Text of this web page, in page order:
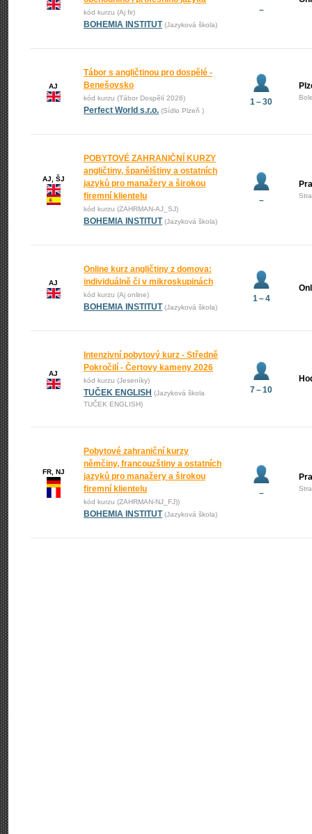
kód kurzu (Aj fir)
BOHEMIA INSTITUT (Jazyková škola)
–
AJ
Tábor s angličtinou pro dospělé -
Benešovsko
kód kurzu (Tábor Dospělí 2026)
Perfect World s.r.o. (Sídlo Plzeň )
1 – 30
AJ, ŠJ
POBYTOVÉ ZAHRANIČNÍ KURZY
angličtiny, španělštiny a ostatních
jazyků pro manažery a širokou
firemní klientelu
kód kurzu (ZAHRMAN-AJ_SJ)
BOHEMIA INSTITUT (Jazyková škola)
–
AJ
Online kurz angličtiny z domova:
individuálně či v mikroskupinách
kód kurzu (Aj online)
BOHEMIA INSTITUT (Jazyková škola)
1 – 4
AJ
Intenzivní pobytový kurz - Středně
Pokročilí - Čertovy kameny 2026
kód kurzu (Jeseníky)
TUČEK ENGLISH (Jazyková škola
TUČEK ENGLISH)
7 – 10
FR, NJ
Pobytové zahraniční kurzy
němčiny, francouzštiny a ostatních
jazyků pro manažery a širokou
firemní klientelu
kód kurzu (ZAHRMAN-NJ_FJ))
BOHEMIA INSTITUT (Jazyková škola)
–